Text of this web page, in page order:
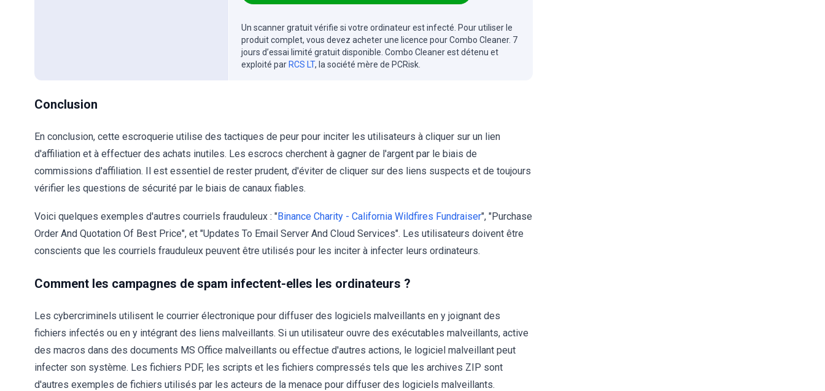
Un scanner gratuit vérifie si votre ordinateur est infecté. Pour utiliser le
produit complet, vous devez acheter une licence pour Combo Cleaner. 7
jours d’essai limité gratuit disponible. Combo Cleaner est détenu et
exploité par RCS LT, la société mère de PCRisk.
Conclusion
En conclusion, cette escroquerie utilise des tactiques de peur pour inciter les utilisateurs à cliquer sur un lien
d'affiliation et à effectuer des achats inutiles. Les escrocs cherchent à gagner de l'argent par le biais de
commissions d'affiliation. Il est essentiel de rester prudent, d'éviter de cliquer sur des liens suspects et de toujours
vérifier les questions de sécurité par le biais de canaux fiables.
Voici quelques exemples d'autres courriels frauduleux : "Binance Charity - California Wildfires Fundraiser", "Purchase
Order And Quotation Of Best Price", et "Updates To Email Server And Cloud Services". Les utilisateurs doivent être
conscients que les courriels frauduleux peuvent être utilisés pour les inciter à infecter leurs ordinateurs.
Comment les campagnes de spam infectent-elles les ordinateurs ?
Les cybercriminels utilisent le courrier électronique pour diffuser des logiciels malveillants en y joignant des
fichiers infectés ou en y intégrant des liens malveillants. Si un utilisateur ouvre des exécutables malveillants, active
des macros dans des documents MS Office malveillants ou effectue d'autres actions, le logiciel malveillant peut
infecter son système. Les fichiers PDF, les scripts et les fichiers compressés tels que les archives ZIP sont
d'autres exemples de fichiers utilisés par les acteurs de la menace pour diffuser des logiciels malveillants.